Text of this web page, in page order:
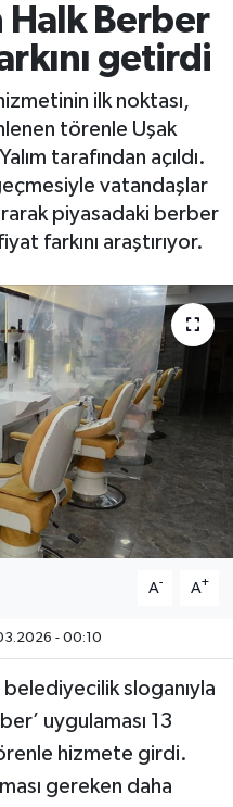
Halk Berber
getirdi
ilk noktası,
törenle Uşak
tarafından açıldı.
vatandaşlar
piyasadaki berber
farkını araştırıyor.
A- A+
- 00:10
sloganıyla
uygulaması 13
hizmete girdi.
gereken daha